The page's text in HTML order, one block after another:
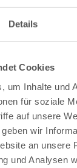
Details
Cookies
um Inhalte und
für soziale
auf unsere
wir
an unsere
und Analysen
bist nach
dir